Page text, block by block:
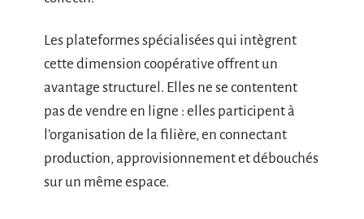
Les plateformes spécialisées qui intègrent
cette dimension coopérative offrent un
avantage structurel. Elles ne se contentent
pas de vendre en ligne : elles participent à
l’organisation de la filière, en connectant
production, approvisionnement et débouchés
sur un même espace.